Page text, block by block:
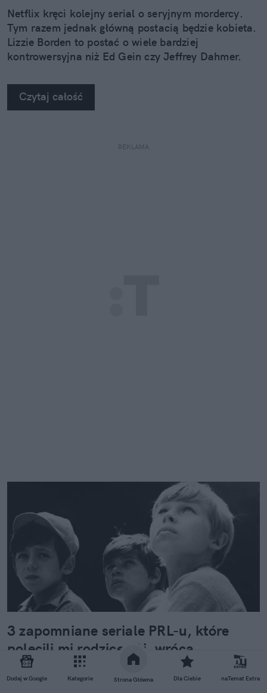
Dodaj w Google Kategorie Strona Główna Dla Ciebie naTemat Extra
Netflix kręci kolejny serial o seryjnym mordercy.
Tym razem jednak główną postacią będzie kobieta.
Lizzie Borden to postać o wiele bardziej
kontrowersyjna niż Ed Gein czy Jeffrey Dahmer.
Czytaj całość
REKLAMA
3 zapomniane seriale PRL-u, które
polecili mi rodzice. Oj, wrócą
wspomnienia